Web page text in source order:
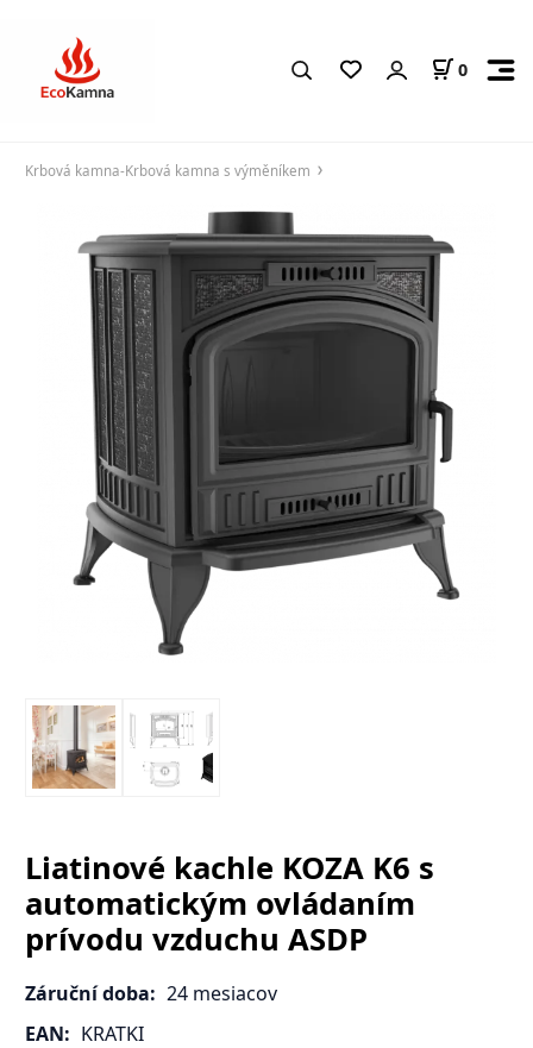
0
Krbová kamna-Krbová kamna s výměníkem
Liatinové kachle KOZA K6 s
automatickým ovládaním
prívodu vzduchu ASDP
Záruční doba: 24 mesiacov
EAN: KRATKI